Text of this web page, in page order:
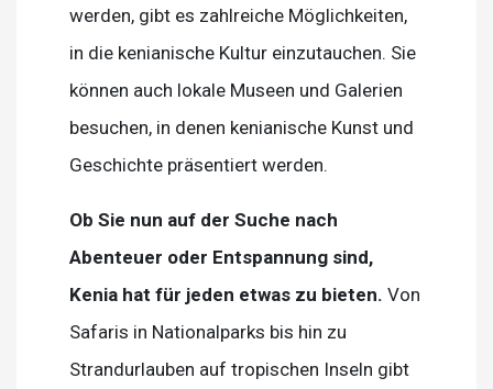
werden, gibt es zahlreiche Möglichkeiten,
in die kenianische Kultur einzutauchen. Sie
können auch lokale Museen und Galerien
besuchen, in denen kenianische Kunst und
Geschichte präsentiert werden.
Ob Sie nun auf der Suche nach
Abenteuer oder Entspannung sind,
Kenia hat für jeden etwas zu bieten. Von
Safaris in Nationalparks bis hin zu
Strandurlauben auf tropischen Inseln gibt